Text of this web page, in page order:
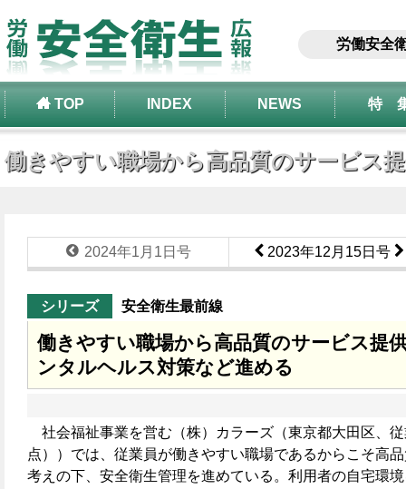
労働安全
TOP INDEX NEWS 特
働きやすい職場から高品質のサービス
2024年1月1日号 2023年12月15日号
シリーズ 安全衛生最前線
働きやすい職場から高品質のサービス提
ンタルヘルス対策など進める
社会福祉事業を営む（株）カラーズ（東京都大田区、
点））では、従業員が働きやすい職場であるからこそ高
考えの下、安全衛生管理を進めている。利用者の自宅環